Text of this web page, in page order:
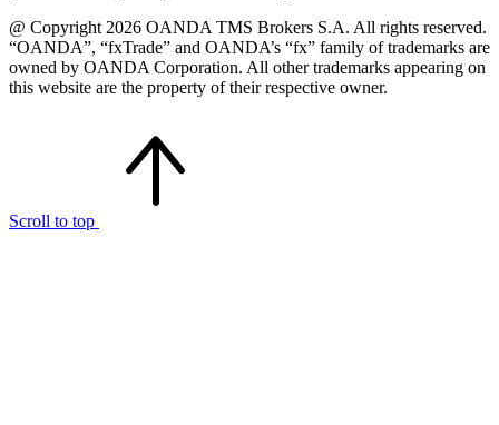
@ Copyright 2026 OANDA TMS Brokers S.A. All rights reserved.
“OANDA”, “fxTrade” and OANDA’s “fx” family of trademarks are
owned by OANDA Corporation. All other trademarks appearing on
this website are the property of their respective owner.
Scroll to top